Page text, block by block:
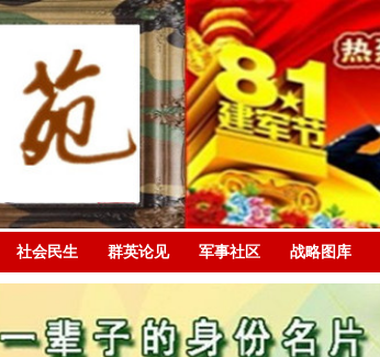
社会民生 群英论见 军事社区 战略图库